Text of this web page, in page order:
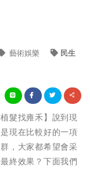
藝術娛樂 民生
髮找雍禾】說到現
現在比較好的一項
，大家都希望會采
終效果？下面我們